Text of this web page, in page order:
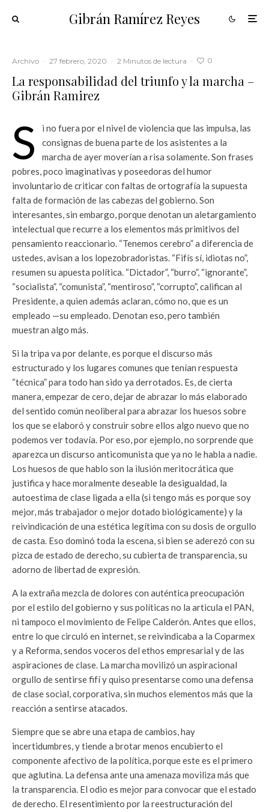
Gibrán Ramírez Reyes
Archivo · 27 febrero, 2020 · 2 Minutos de lectura · 0
La responsabilidad del triunfo y la marcha –
Gibrán Ramirez
S
i no fuera por el nivel de violencia que las impulsa, las
consignas de buena parte de los asistentes a la
marcha de ayer moverían a risa solamente. Son frases
pobres, poco imaginativas y poseedoras del humor
involuntario de criticar con faltas de ortografía la supuesta
falta de formación de las cabezas del gobierno. Son
interesantes, sin embargo, porque denotan un aletargamiento
intelectual que recurre a los elementos más primitivos del
pensamiento reaccionario. “Tenemos cerebro” a diferencia de
ustedes, avisan a los lopezobradoristas. “Fifís sí, idiotas no”,
resumen su apuesta política. “Dictador”, “burro”, “ignorante”,
“socialista”, “comunista”, “mentiroso”, “corrupto”, califican al
Presidente, a quien además aclaran, cómo no, que es un
empleado —su empleado. Denotan eso, pero también
muestran algo más.
Si la tripa va por delante, es porque el discurso más
estructurado y los lugares comunes que tenían respuesta
“técnica” para todo han sido ya derrotados. Es, de cierta
manera, empezar de cero, dejar de abrazar lo más elaborado
del sentido común neoliberal para abrazar los huesos sobre
los que se elaboró y construir sobre ellos algo nuevo que no
podemos ver todavía. Por eso, por ejemplo, no sorprende que
aparezca un discurso anticomunista que ya no le habla a nadie.
Los huesos de que hablo son la ilusión meritocrática que
justifica y hace moralmente deseable la desigualdad, la
autoestima de clase ligada a ella (si tengo más es porque soy
mejor, más trabajador o mejor dotado biológicamente) y la
reivindicación de una estética legítima con su dosis de orgullo
de casta. Eso dominó toda la escena, si bien se aderezó con su
pizca de estado de derecho, su cubierta de transparencia, su
adorno de libertad de expresión.
A la extraña mezcla de dolores con auténtica preocupación
por el estilo del gobierno y sus políticas no la articula el PAN,
ni tampoco el movimiento de Felipe Calderón. Antes que ellos,
entre lo que circuló en internet, se reivindicaba a la Coparmex
y a Reforma, sendos voceros del ethos empresarial y de las
aspiraciones de clase. La marcha movilizó un aspiracional
orgullo de sentirse fifí y quiso presentarse como una defensa
de clase social, corporativa, sin muchos elementos más que la
reacción a sentirse atacados.
Siempre que se abre una etapa de cambios, hay
incertidumbres, y tiende a brotar menos encubierto el
componente afectivo de la política, porque este es el primero
que aglutina. La defensa ante una amenaza moviliza más que
la transparencia. El odio es mejor para convocar que el estado
de derecho. El resentimiento por la reestructuración del